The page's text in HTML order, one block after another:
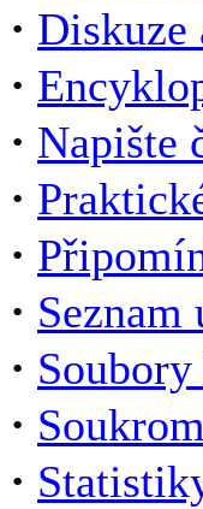
· Diskuze
·
· Napište
·
·
· Seznam
·
·
·